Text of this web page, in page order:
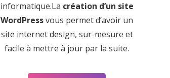
informatique.La création d’un site
WordPressvous permet d’avoir un
site internet design, sur-mesure et
facile à mettre à jour par la suite.